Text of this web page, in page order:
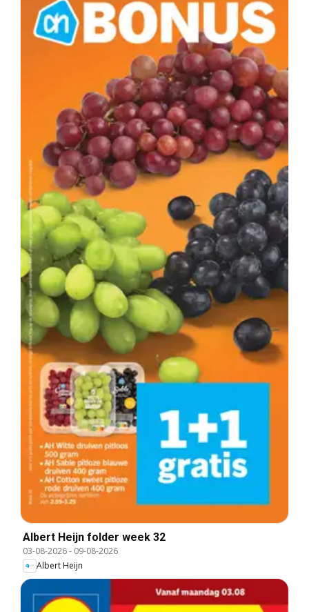
Albert Heijn folder week 32
03-08-2026- 09-08-2026
Albert Heijn